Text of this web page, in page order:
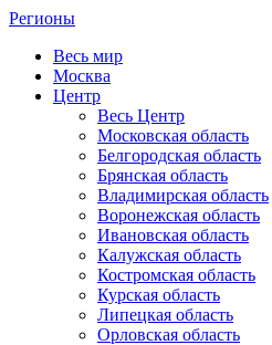
Регионы
Весь мир
Москва
Центр
Весь Центр
Московская область
Белгородская область
Брянская область
Владимирская область
Воронежская область
Ивановская область
Калужская область
Костромская область
Курская область
Липецкая область
Орловская область